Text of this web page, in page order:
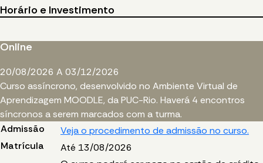
Horário e Investimento
Online
20/08/2026 A 03/12/2026
Curso assíncrono, desenvolvido no Ambiente Virtual de
Aprendizagem MOODLE, da PUC-Rio. Haverá 4 encontros
síncronos a serem marcados com a turma.
Admissão
Veja o procedimento de admissão no curso.
Matrícula
Até 13/08/2026